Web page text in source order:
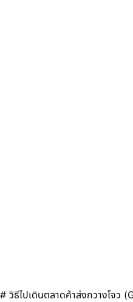
# วิธีไปเดินตลาดค้าส่งกวางโจว